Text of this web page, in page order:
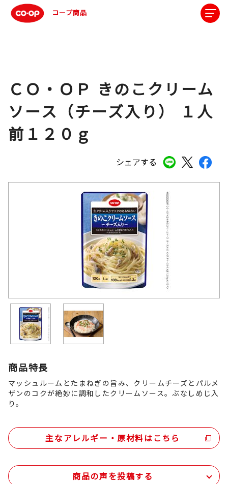
コープ商品
シェアする
ＣＯ・ＯＰ きのこクリーム
ソース（チーズ入り） １人
前１２０ｇ
商品特長
マッシュルームとたまねぎの旨み、クリームチーズとパルメ
ザンのコクが絶妙に調和したクリームソース。ぶなしめじ入
り。
主なアレルギー・原材料はこちら
商品の声を投稿する